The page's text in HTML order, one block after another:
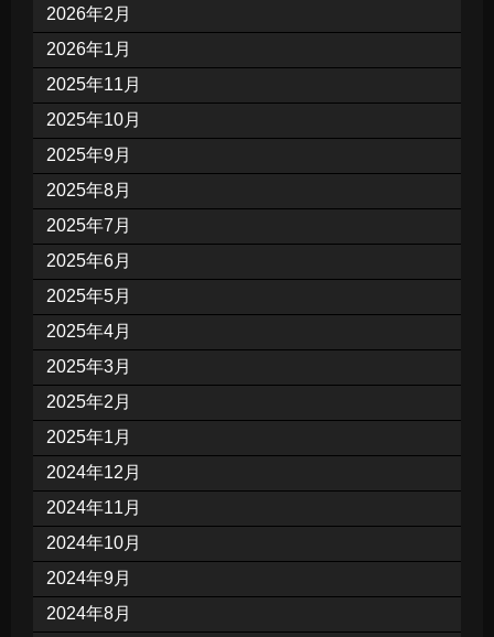
2026年2月
2026年1月
2025年11月
2025年10月
2025年9月
2025年8月
2025年7月
2025年6月
2025年5月
2025年4月
2025年3月
2025年2月
2025年1月
2024年12月
2024年11月
2024年10月
2024年9月
2024年8月